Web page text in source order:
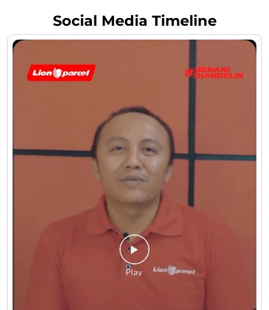
Social Media Timeline